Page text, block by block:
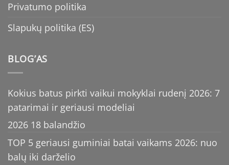
Privatumo politika
Slapukų politika (ES)
BLOG’AS
Kokius batus pirkti vaikui mokyklai rudenį 2026: 7
patarimai ir geriausi modeliai
2026 18 balandžio
TOP 5 geriausi guminiai batai vaikams 2026: nuo
balų iki darželio